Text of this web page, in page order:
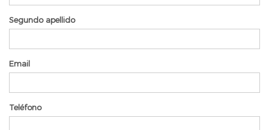
Segundo apellido
Email
Teléfono